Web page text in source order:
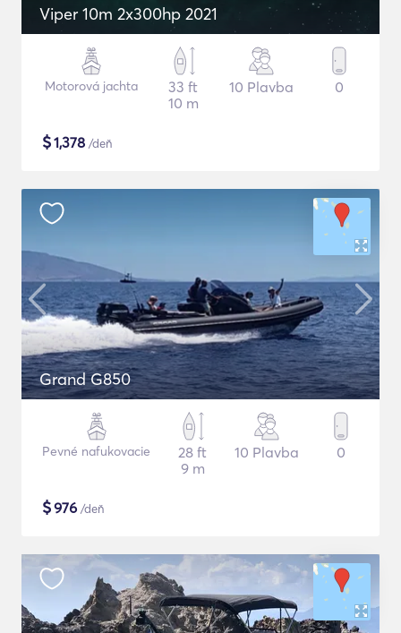
Viper 10m 2x300hp 2021
Motorová jachta
33 ft
10 m
10 Plavba 0
$1,378 /deň
Grand G850
Pevné nafukovacie
28 ft
9 m
10 Plavba 0
$976 /deň